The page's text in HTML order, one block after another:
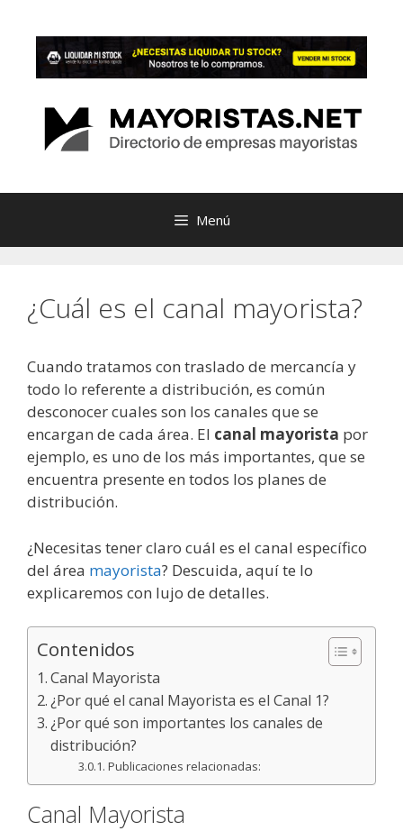
contenido
Menú
¿Cuál es el canal mayorista?
Cuando tratamos con traslado de mercancía y
todo lo referente a distribución, es común
desconocer cuales son los canales que se
encargan de cada área. El canal mayorista por
ejemplo, es uno de los más importantes, que se
encuentra presente en todos los planes de
distribución.
¿Necesitas tener claro cuál es el canal específico
del área mayorista? Descuida, aquí te lo
explicaremos con lujo de detalles.
Contenidos
Canal Mayorista
¿Por qué el canal Mayorista es el Canal 1?
¿Por qué son importantes los canales de
distribución?
Publicaciones relacionadas:
Canal Mayorista